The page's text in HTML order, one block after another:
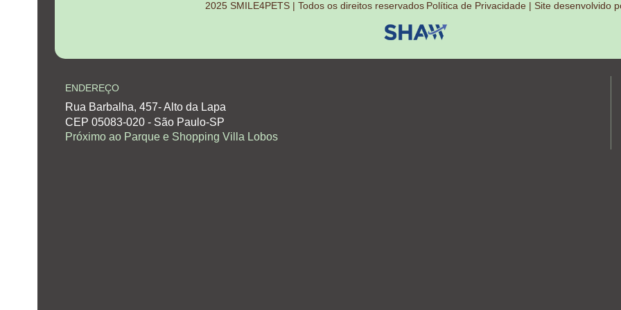
2025 SMILE4PETS | Todos os direitos reservados Política de Privacidade | Site desenvolvido
ENDEREÇO
Rua Barbalha, 457- Alto da Lapa
CEP 05083-020 - São Paulo-SP
Próximo ao Parque e Shopping Villa Lobos